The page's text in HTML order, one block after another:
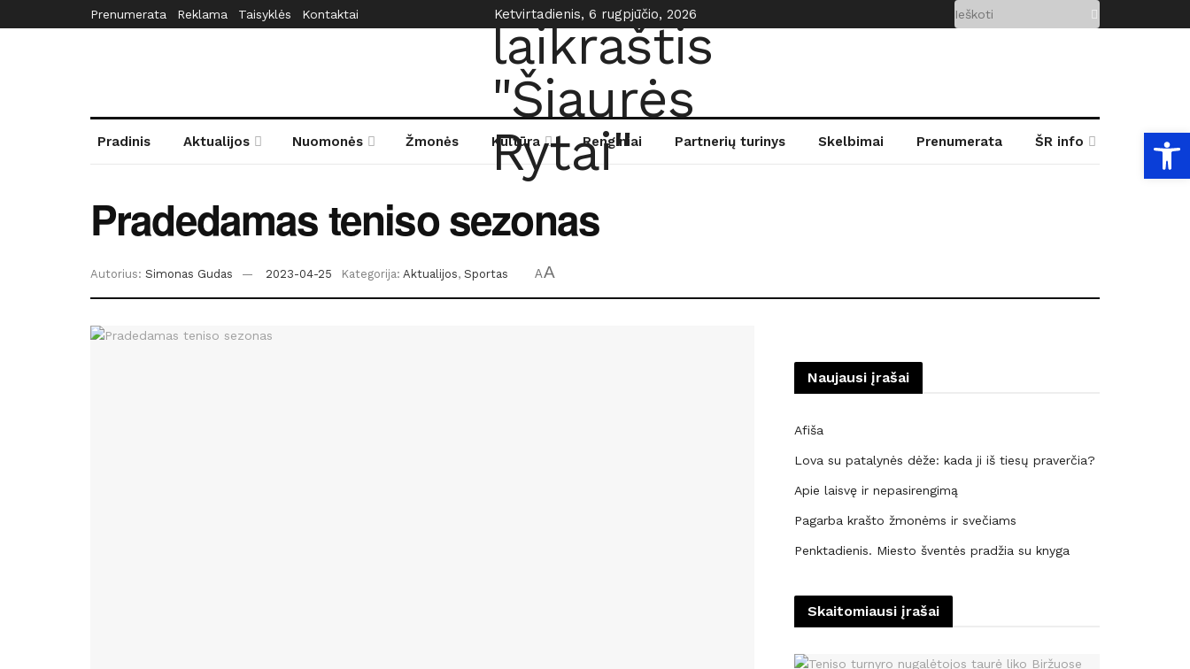
Prenumerata Reklama Taisyklės Kontaktai Ketvirtadienis, 6 rugpjūčio, 2026
Pradinis Aktualijos Nuomonės Žmonės Kultūra Renginiai Partnerių turinys Skelbimai Prenumerata ŠR info
Pradedamas teniso sezonas
Autorius: Simonas Gudas 2023-04-25 Kategorija: Aktualijos, Sportas AA
Naujausi įrašai
Afiša
Lova su patalynės dėže: kada ji iš tiesų praverčia?
Apie laisvę ir nepasirengimą
Pagarba krašto žmonėms ir svečiams
Penktadienis. Miesto šventės pradžia su knyga
Skaitomiausi įrašai